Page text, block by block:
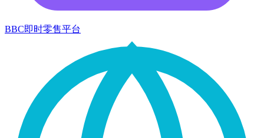
BBC即时零售平台